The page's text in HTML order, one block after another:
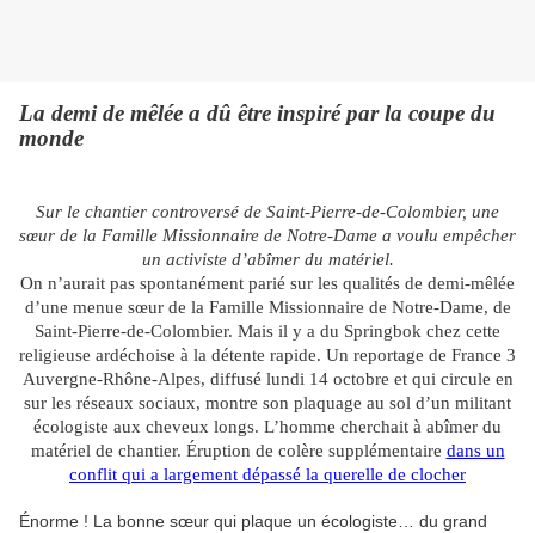
La demi de mêlée a dû être inspiré par la coupe du
monde
Sur le chantier controversé de Saint-Pierre-de-Colombier, une
sœur de la Famille Missionnaire de Notre-Dame a voulu empêcher
un activiste d’abîmer du matériel.
On n’aurait pas spontanément parié sur les qualités de demi-mêlée
d’une menue sœur de la Famille Missionnaire de Notre-Dame, de
Saint-Pierre-de-Colombier. Mais il y a du Springbok chez cette
religieuse ardéchoise à la détente rapide. Un reportage de France 3
Auvergne-Rhône-Alpes, diffusé lundi 14 octobre et qui circule en
sur les réseaux sociaux, montre son plaquage au sol d’un militant
écologiste aux cheveux longs. L’homme cherchait à abîmer du
matériel de chantier. Éruption de colère supplémentaire dans un
conflit qui a largement dépassé la querelle de clocher
Énorme ! La bonne sœur qui plaque un écologiste… du grand